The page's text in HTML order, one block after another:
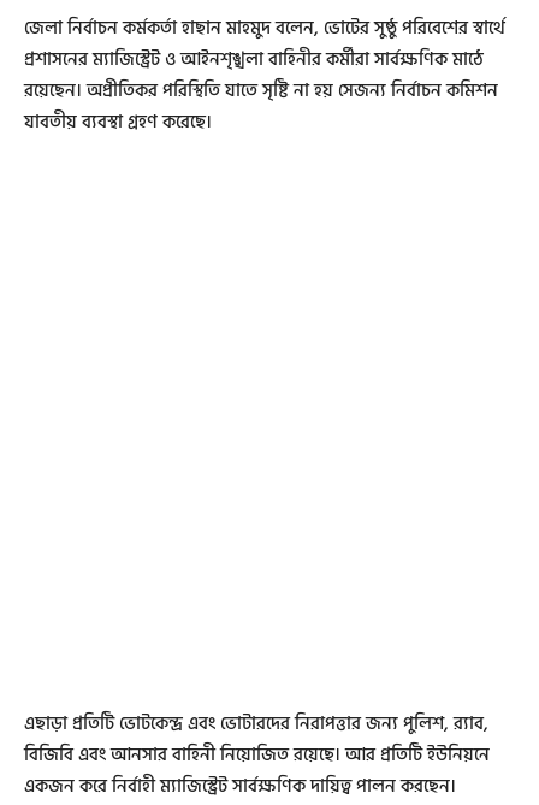
জেলা নির্বাচন কর্মকর্তা হাছান মাহমুদ বলেন, ভোটের সুষ্ঠু পরিবেশের স্বার্থে
প্রশাসনের ম্যাজিস্ট্রেট ও আইনশৃঙ্খলা বাহিনীর কর্মীরা সার্বক্ষণিক মাঠে
রয়েছেন। অপ্রীতিকর পরিস্থিতি যাতে সৃষ্টি না হয় সেজন্য নির্বাচন কমিশন
যাবতীয় ব্যবস্থা গ্রহণ করেছে।
এছাড়া প্রতিটি ভোটকেন্দ্র এবং ভোটারদের নিরাপত্তার জন্য পুলিশ, র‍্যাব,
বিজিবি এবং আনসার বাহিনী নিয়োজিত রয়েছে। আর প্রতিটি ইউনিয়নে
একজন করে নির্বাহী ম্যাজিস্ট্রেট সার্বক্ষণিক দায়িত্ব পালন করছেন।